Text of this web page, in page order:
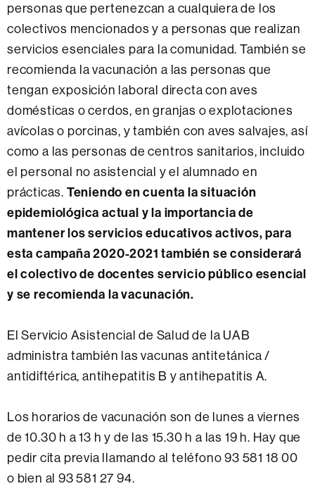
personas que pertenezcan a cualquiera de los
colectivos mencionados y a personas que realizan
servicios esenciales para la comunidad. También se
recomienda la vacunación a las personas que
tengan exposición laboral directa con aves
domésticas o cerdos, en granjas o explotaciones
avícolas o porcinas, y también con aves salvajes, así
como a las personas de centros sanitarios, incluido
el personal no asistencial y el alumnado en
prácticas. Teniendo en cuenta la situación
epidemiológica actual y la importancia de
mantener los servicios educativos activos, para
esta campaña 2020-2021 también se considerará
el colectivo de docentes servicio público esencial
y se recomienda la vacunación.
El Servicio Asistencial de Salud de la UAB
administra también las vacunas antitetánica /
antidiftérica, antihepatitis B y antihepatitis A.
Los horarios de vacunación son de lunes a viernes
de 10.30 h a 13 h y de las 15.30 h a las 19 h. Hay que
pedir cita previa llamando al teléfono 93 581 18 00
o bien al 93 581 27 94.